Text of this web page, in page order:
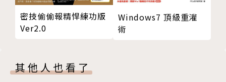
密技偷偷報精悍練功版
Ver2.0
Windows7 頂級重灌
術
其他人也看了